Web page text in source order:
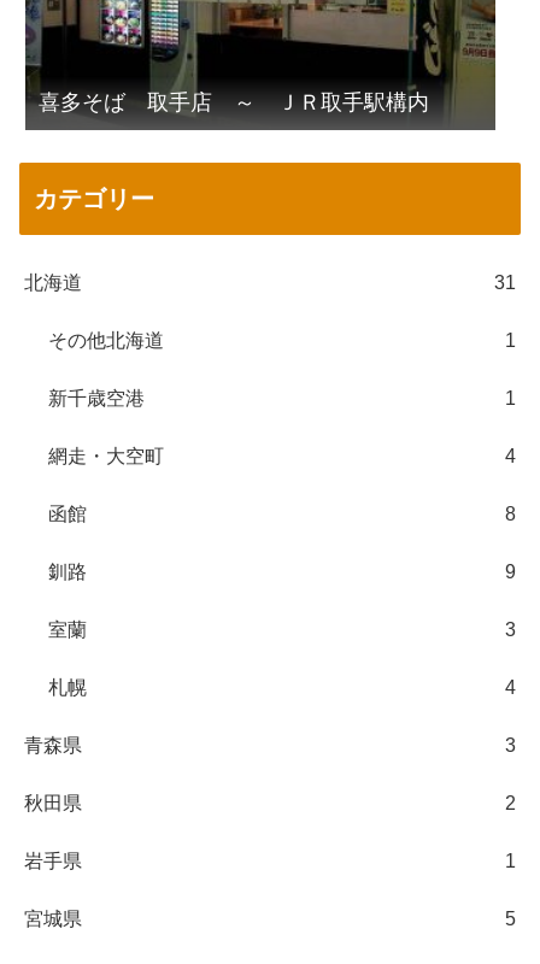
喜多そば 取手店 ～ ＪＲ取手駅構内
カテゴリー
北海道 31
その他北海道 1
新千歳空港 1
網走・大空町 4
函館 8
釧路 9
室蘭 3
札幌 4
青森県 3
秋田県 2
岩手県 1
宮城県 5